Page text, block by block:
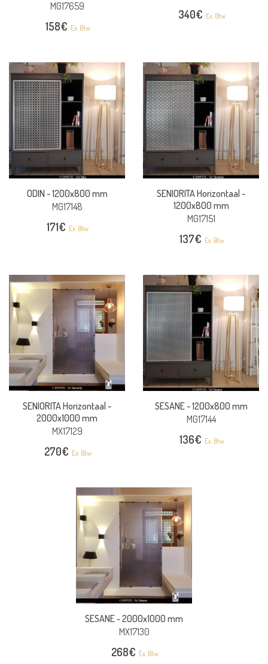
MG17659
158€ Ex. Btw
340€ Ex. Btw
ODIN -1200x800 mm
MG17148
171€ Ex. Btw
SENIORITA Horizontaal -
1200x800 mm
MG17151
137€ Ex. Btw
SENIORITA Horizontaal -
2000x1000 mm
MX17129
270€ Ex. Btw
SESANE -1200x800 mm
MG17144
136€ Ex. Btw
SESANE -2000x1000 mm
MX17130
268€ Ex. Btw